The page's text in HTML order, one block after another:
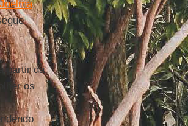
partir da
os